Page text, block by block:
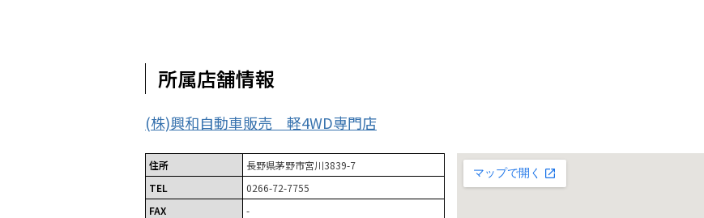
所属店舗情報
(株)興和自動車販売 軽4WD専門店
住所
長野県茅野市宮川3839-7
TEL
0266-72-7755
FAX
-